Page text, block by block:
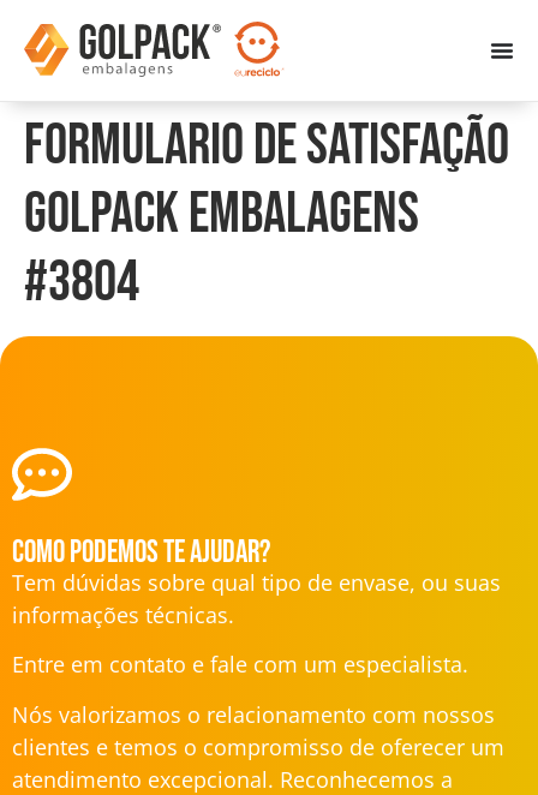
Formulario de Satisfação
Golpack Embalagens
#3804
Como podemos te ajudar?
Tem dúvidas sobre qual tipo de envase, ou suas
informações técnicas.
Entre em contato e fale com um especialista.
Nós valorizamos o relacionamento com nossos
clientes e temos o compromisso de oferecer um
atendimento excepcional. Reconhecemos a